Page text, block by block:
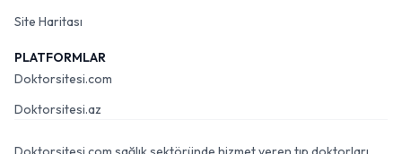
Site Haritası
PLATFORMLAR
Doktorsitesi.com
Doktorsitesi.az